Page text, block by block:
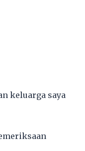
keluarga saya